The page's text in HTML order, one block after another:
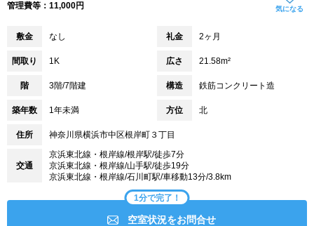
管理費等：11,000円
気になる
敷金 なし 礼金 2ヶ月
間取り 1K 広さ 21.58m²
階 3階/7階建 構造 鉄筋コンクリート造
築年数 1年未満 方位 北
住所 神奈川県横浜市中区根岸町３丁目
交通
京浜東北線・根岸線/根岸駅/徒歩7分
京浜東北線・根岸線/山手駅/徒歩19分
京浜東北線・根岸線/石川町駅/車移動13分/3.8km
1分で完了！
空室状況をお問合せ